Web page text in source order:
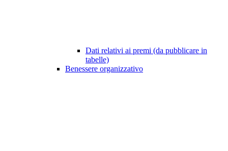
Dati relativi ai premi (da pubblicare in
tabelle)
Benessere organizzativo